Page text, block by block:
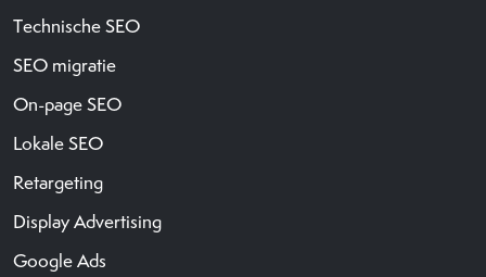
Technische SEO
SEO migratie
On-page SEO
Lokale SEO
Retargeting
Display Advertising
Google Ads